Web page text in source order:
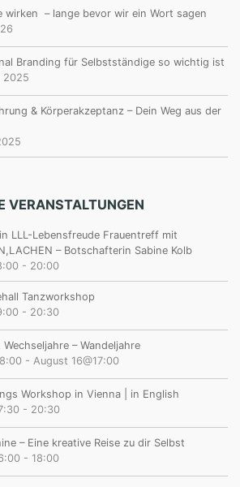
wirken – lange bevor wir ein Wort sagen
Branding für Selbstständige so wichtig ist
2025
& Körperakzeptanz – Dein Weg aus der
VERANSTALTUNGEN
LLL-Lebensfreude Frauentreff mit
– Botschafterin Sabine Kolb
- 20:00
Tanzworkshop
- 20:30
Wechseljahre – Wandeljahre
- August 16@17:00
Workshop in Vienna | in English
- 20:30
– Eine kreative Reise zu dir Selbst
- 18:00